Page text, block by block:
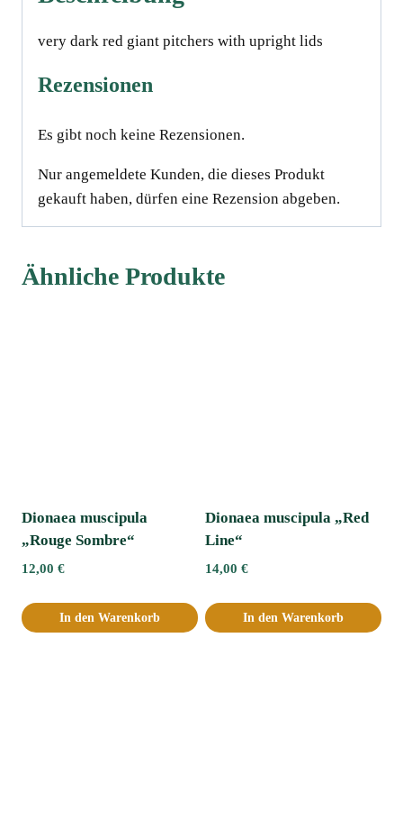
very dark red giant pitchers with upright lids
Rezensionen
Es gibt noch keine Rezensionen.
Nur angemeldete Kunden, die dieses Produkt
gekauft haben, dürfen eine Rezension abgeben.
Ähnliche Produkte
Dionaea muscipula
„Rouge Sombre“
12,00 €
In den Warenkorb
Dionaea muscipula „Red
Line“
14,00 €
In den Warenkorb